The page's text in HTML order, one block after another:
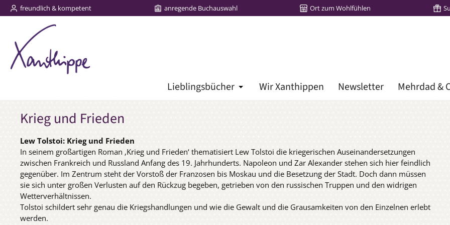
Hauptinhalt springen
Zur Suche springen
Zur Hauptnavigation springen
freundlich & kompetent anregende Buchauswahl Ort zum Wohlfühlen
Lieblingsbücher Öffne oder Schließe das Dropdown der Kategorie
Wir Xanthippen Newsletter Mehrdad &
Krieg und Frieden
Lew Tolstoi: Krieg und Frieden
In seinem großartigen Roman ‚Krieg und Frieden‘ thematisiert Lew Tolstoi die kriegerischen Auseinandersetzungen
zwischen Frankreich und Russland Anfang des 19. Jahrhunderts. Napoleon und Zar Alexander stehen sich hier feindlich
gegenüber. Im Zentrum steht der Vorstoß der Franzosen bis Moskau und die Besetzung der Stadt. Doch dann müssen
sie sich unter großen Verlusten auf den Rückzug begeben, getrieben von den russischen Truppen und den widrigen
Wetterverhältnissen.
Tolstoi schildert sehr genau die Kriegshandlungen und wie die Gewalt und die Grausamkeiten von den Einzelnen erlebt
werden.